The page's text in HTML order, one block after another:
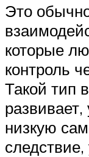
Это
которые
контроль
Такой тип
низкую